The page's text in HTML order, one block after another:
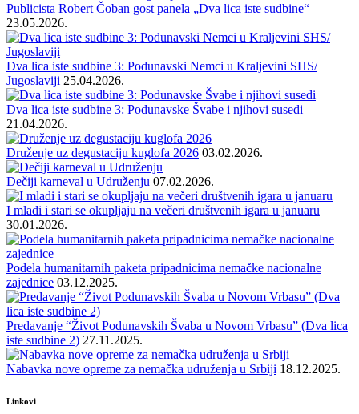
Publicista Robert Čoban gost panela „Dva lica iste sudbine“
23.05.2026.
Dva lica iste sudbine 3: Podunavski Nemci u Kraljevini SHS/
Jugoslaviji 25.04.2026.
Dva lica iste sudbine 3: Podunavske Švabe i njihovi susedi
21.04.2026.
Druženje uz degustaciju kuglofa 2026 03.02.2026.
Dečiji karneval u Udruženju 07.02.2026.
I mladi i stari se okupljaju na večeri društvenih igara u januaru
30.01.2026.
Podela humanitarnih paketa pripadnicima nemačke nacionalne
zajednice 03.12.2025.
Predavanje “Život Podunavskih Švaba u Novom Vrbasu” (Dva lica
iste sudbine 2) 27.11.2025.
Nabavka nove opreme za nemačka udruženja u Srbiji 18.12.2025.
Linkovi